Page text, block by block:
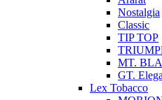
Nostalgia
Classic
TIP TOP
MT.
GT.
Lex Tobacco